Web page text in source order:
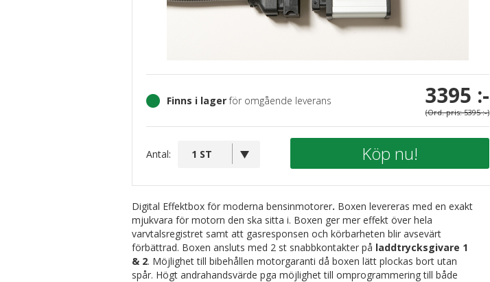
Finns i lagerför omgående leverans 3395 :-
(Ord. pris: 5395 :-)
Antal: Köp nu!
Digital Effektbox för moderna bensinmotorer. Boxen levereras med en exakt
mjukvara för motorn den ska sitta i. Boxen ger mer effekt över hela
varvtalsregistret samt att gasresponsen och körbarheten blir avsevärt
förbättrad. Boxen ansluts med 2 st snabbkontakter på laddtrycksgivare 1
& 2. Möjlighet till bibehållen motorgaranti då boxen lätt plockas bort utan
spår. Högt andrahandsvärde pga möjlighet till omprogrammering till både